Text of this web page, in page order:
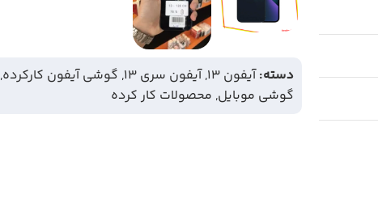
دسته:آیفون 13 ,آیفون سری 13 , گوشی آیفون کارکرده,
گوشی موبایل, محصولات کار کرده